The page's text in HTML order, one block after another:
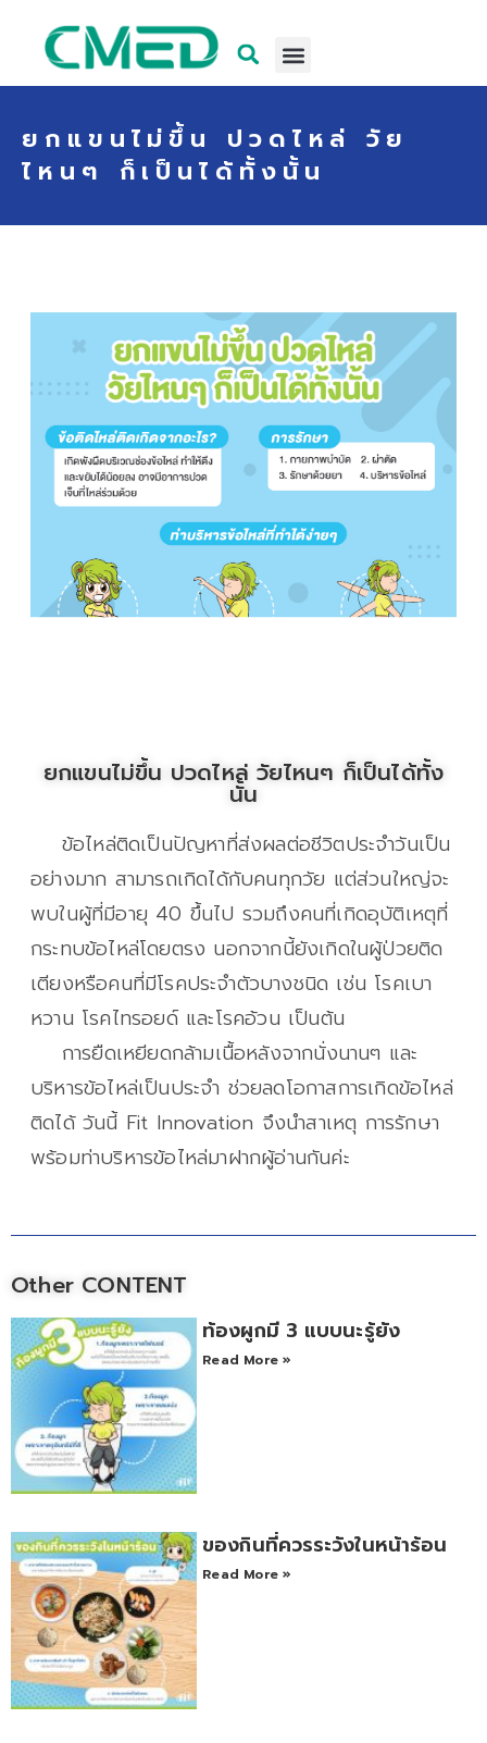
ยกแขนไม่ขึ้น ปวดไหล่ วัย
ไหนๆ ก็เป็นได้ทั้งนั้น
ยกแขนไม่ขึ้น ปวดไหล่ วัยไหนๆ ก็เป็นได้ทั้ง
นั้น
ข้อไหล่ติดเป็นปัญหาที่ส่งผลต่อชีวิตประจำวันเป็น
อย่างมาก สามารถเกิดได้กับคนทุกวัย แต่ส่วนใหญ่จะ
พบในผู้ที่มีอายุ 40 ขึ้นไป รวมถึงคนที่เกิดอุบัติเหตุที่
กระทบข้อไหล่โดยตรง นอกจากนี้ยังเกิดในผู้ป่วยติด
เตียงหรือคนที่มีโรคประจำตัวบางชนิด เช่น โรคเบา
หวาน โรคไทรอยด์ และโรคอ้วน เป็นต้น
การยืดเหยียดกล้ามเนื้อหลังจากนั่งนานๆ และ
บริหารข้อไหล่เป็นประจำ ช่วยลดโอกาสการเกิดข้อไหล่
ติดได้ วันนี้ Fit Innovation จึงนำสาเหตุ การรักษา
พร้อมท่าบริหารข้อไหล่มาฝากผู้อ่านกันค่ะ
Other CONTENT
ท้องผูกมี 3 แบบนะรู้ยัง
Read More »
ของกินที่ควรระวังในหน้าร้อน
Read More »